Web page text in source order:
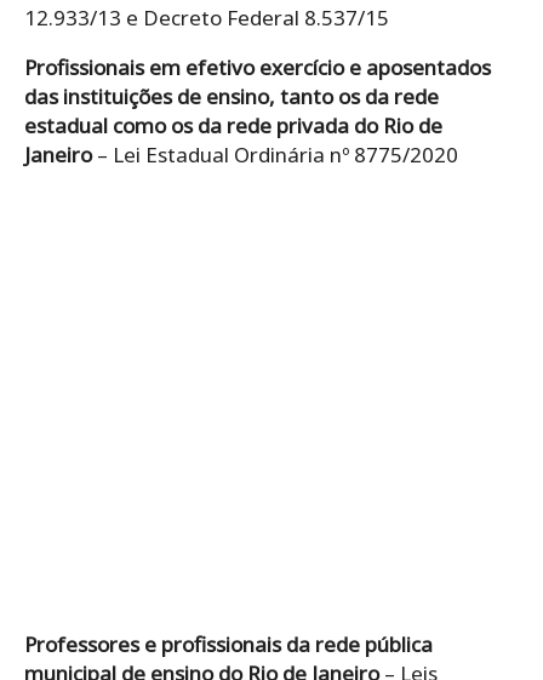
12.933/13 e Decreto Federal 8.537/15
Profissionais em efetivo exercício e aposentados
das instituições de ensino, tanto os da rede
estadual como os da rede privada do Rio de
Janeiro– Lei Estadual Ordinária nº 8775/2020
Professores e profissionais da rede pública
municipal de ensino do Rio de Janeiro– Leis